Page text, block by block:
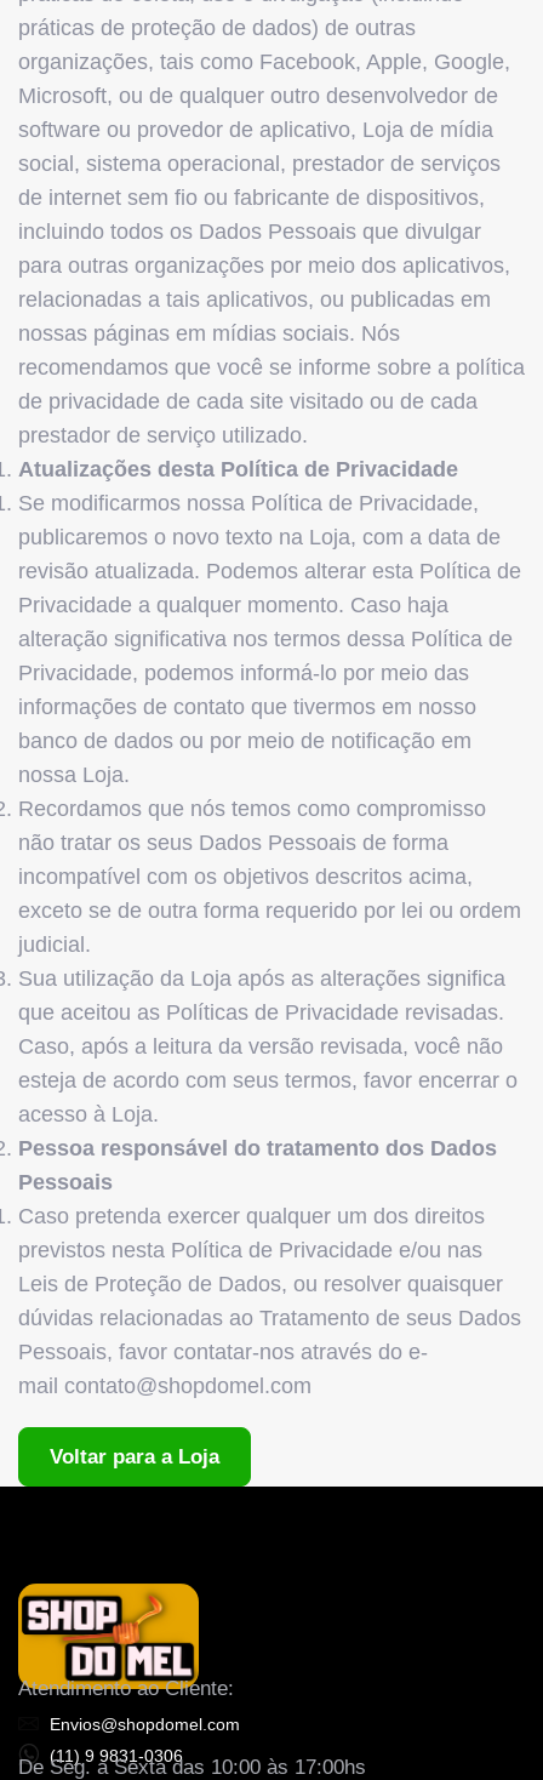
práticas de proteção de dados) de outras
organizações, tais como Facebook, Apple, Google,
Microsoft, ou de qualquer outro desenvolvedor de
software ou provedor de aplicativo, Loja de mídia
social, sistema operacional, prestador de serviços
de internet sem fio ou fabricante de dispositivos,
incluindo todos os Dados Pessoais que divulgar
para outras organizações por meio dos aplicativos,
relacionadas a tais aplicativos, ou publicadas em
nossas páginas em mídias sociais. Nós
recomendamos que você se informe sobre a política
de privacidade de cada site visitado ou de cada
prestador de serviço utilizado.
Atualizações desta Política de Privacidade
Se modificarmos nossa Política de Privacidade,
publicaremos o novo texto na Loja, com a data de
revisão atualizada. Podemos alterar esta Política de
Privacidade a qualquer momento. Caso haja
alteração significativa nos termos dessa Política de
Privacidade, podemos informá-lo por meio das
informações de contato que tivermos em nosso
banco de dados ou por meio de notificação em
nossa Loja.
Recordamos que nós temos como compromisso
não tratar os seus Dados Pessoais de forma
incompatível com os objetivos descritos acima,
exceto se de outra forma requerido por lei ou ordem
judicial.
Sua utilização da Loja após as alterações significa
que aceitou as Políticas de Privacidade revisadas.
Caso, após a leitura da versão revisada, você não
esteja de acordo com seus termos, favor encerrar o
acesso à Loja.
Pessoa responsável do tratamento dos Dados
Pessoais
Caso pretenda exercer qualquer um dos direitos
previstos nesta Política de Privacidade e/ou nas
Leis de Proteção de Dados, ou resolver quaisquer
dúvidas relacionadas ao Tratamento de seus Dados
Pessoais, favor contatar-nos através do e-
mail contato@shopdomel.com
Voltar para a Loja
Atendimento ao Cliente:
Envios@shopdomel.com
(11) 9 9831-0306
De Seg. a Sexta das 10:00 às 17:00hs